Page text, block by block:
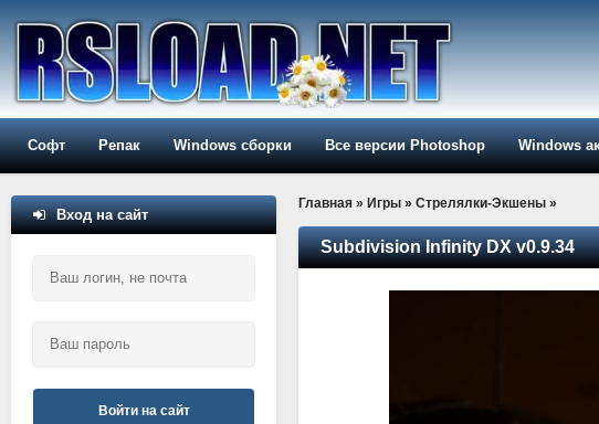
Софт Репак Windows сборки Все версии Photoshop Windows
Главная » Игры » Стрелялки-Экшены »
Subdivision Infinity DX v0.9.34
Вход на сайт
Войти на сайт